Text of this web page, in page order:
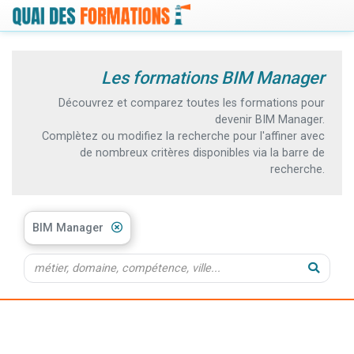
Les formations BIM Manager
Découvrez et comparez toutes les formations pour
devenir BIM Manager.
Complètez ou modifiez la recherche pour l'affiner avec
de nombreux critères disponibles via la barre de
recherche.
BIM Manager